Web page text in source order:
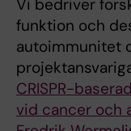
Vi bedriver
funktion och
autoimmunitet
CRISPR-
vid cancer och